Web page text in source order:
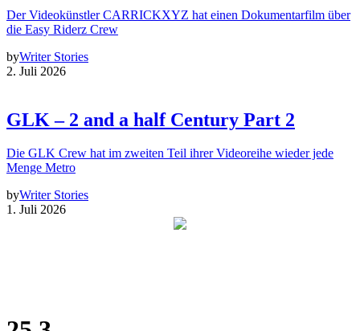
Der Videokünstler CARRICKXYZ hat einen Dokumentarfilm über
die Easy Riderz Crew
byWriter Stories
2. Juli 2026
GLK – 2 and a half Century Part 2
Die GLK Crew hat im zweiten Teil ihrer Videoreihe wieder jede
Menge Metro
byWriter Stories
1. Juli 2026